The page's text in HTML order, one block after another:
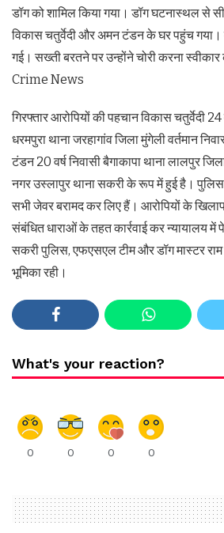
डॉग को शामिल किया गया। डॉग घटनास्थल से
विकास चतुर्वेदी और अमन टंडन के घर पहुंच गया।
गई। सख्ती बरतने पर उन्होंने चोरी करना
Crime News
गिरफ्तार आरोपियों की पहचान विकास चतुर्वेदी 24
धरमपुरा थाना जरहागांव जिला मुंगेली वर्तमान
टंडन 20 वर्ष निवासी बैगाकापा थाना लालपुर
नगर उस्लापुर थाना सकरी के रूप में हुई है।
सभी जेवर बरामद कर लिए हैं। आरोपियों के
संबंधित धाराओं के तहत कार्रवाई कर न्यायालय
सकरी पुलिस, एफएसएल टीम और डॉग मास्टर
भूमिका रही।
What's your reaction?
0 0 0 0